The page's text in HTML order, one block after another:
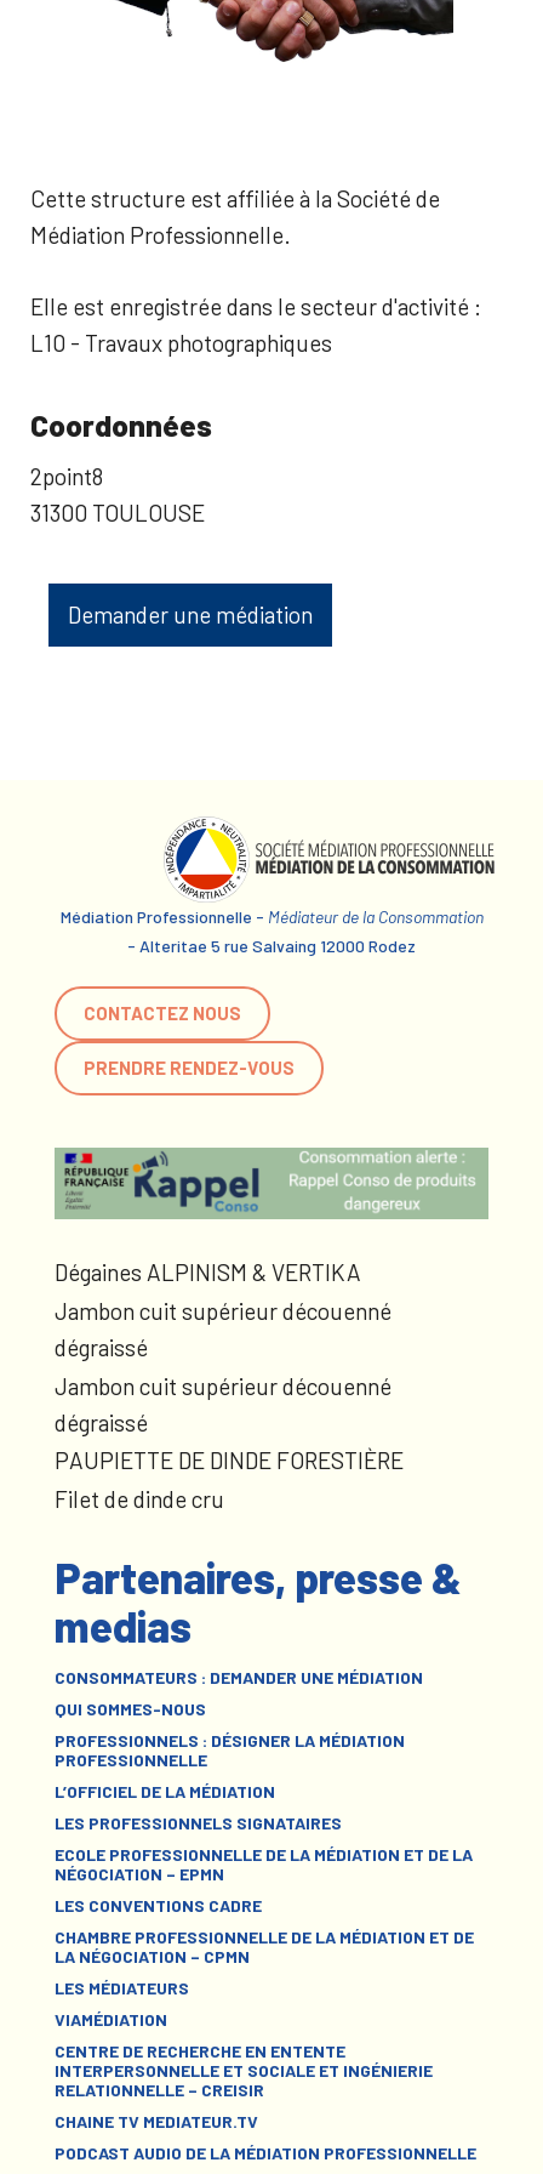
Cette structure est affiliée à la Société de
Médiation Professionnelle.
Elle est enregistrée dans le secteur d'activité :
L10 - Travaux photographiques
Coordonnées
2point8
31300 TOULOUSE
Demander une médiation
Médiation Professionnelle - Médiateur de la Consommation
- Alteritae 5 rue Salvaing 12000 Rodez
CONTACTEZ NOUS
PRENDRE RENDEZ-VOUS
Dégaines ALPINISM & VERTIKA
Jambon cuit supérieur découenné
dégraissé
Jambon cuit supérieur découenné
dégraissé
PAUPIETTE DE DINDE FORESTIÈRE
Filet de dinde cru
Partenaires, presse &
medias
CONSOMMATEURS : DEMANDER UNE MÉDIATION
QUI SOMMES-NOUS
PROFESSIONNELS : DÉSIGNER LA MÉDIATION
PROFESSIONNELLE
L’OFFICIEL DE LA MÉDIATION
LES PROFESSIONNELS SIGNATAIRES
ECOLE PROFESSIONNELLE DE LA MÉDIATION ET DE LA
NÉGOCIATION – EPMN
LES CONVENTIONS CADRE
CHAMBRE PROFESSIONNELLE DE LA MÉDIATION ET DE
LA NÉGOCIATION – CPMN
LES MÉDIATEURS
VIAMÉDIATION
CENTRE DE RECHERCHE EN ENTENTE
INTERPERSONNELLE ET SOCIALE ET INGÉNIERIE
RELATIONNELLE – CREISIR
CHAINE TV MEDIATEUR.TV
PODCAST AUDIO DE LA MÉDIATION PROFESSIONNELLE